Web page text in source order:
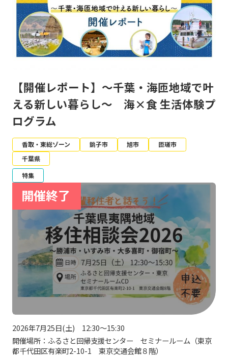
【開催レポート】～千葉・海匝地域で叶
える新しい暮らし～ 海×食 生活体験プ
ログラム
香取・東総ゾーン 銚子市 旭市
匝瑳市
千葉県
特集
2026年7月25日(土) 12:30～15:30
開催場所：ふるさと回帰支援センター セミナールーム（東京
都千代田区有楽町2-10-1 東京交通会館８階）